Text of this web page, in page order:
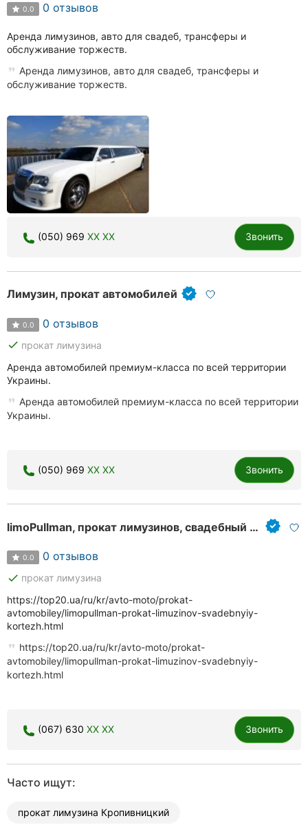
0.0 0 отзывов
Аренда лимузинов, авто для свадеб, трансферы и
обслуживание торжеств.
Аренда лимузинов, авто для свадеб, трансферы и
обслуживание торжеств.
(050) 969 XX XX Звонить
Лимузин, прокат автомобилей
0.0 0 отзывов
done прокат лимузина
Аренда автомобилей премиум-класса по всей территории
Украины.
Аренда автомобилей премиум-класса по всей территории
Украины.
(050) 969 XX XX Звонить
limoPullman, прокат лимузинов, свадебный кортеж
0.0 0 отзывов
done прокат лимузина
https://top20.ua/ru/kr/avto-moto/prokat-
avtomobiley/limopullman-prokat-limuzinov-svadebnyiy-
kortezh.html
https://top20.ua/ru/kr/avto-moto/prokat-
avtomobiley/limopullman-prokat-limuzinov-svadebnyiy-
kortezh.html
(067) 630 XX XX Звонить
Часто ищут:
прокат лимузина Кропивницкий